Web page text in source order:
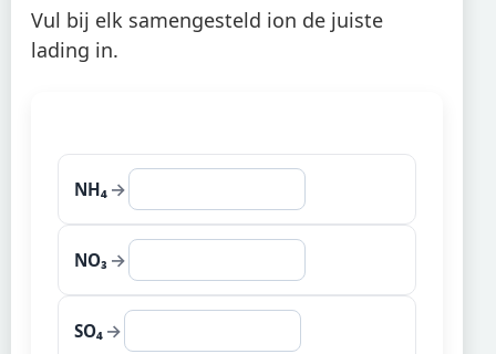
Vul bij elk samengesteld ion de juiste
lading in.
NH₄ →
NO₃ →
SO₄ →